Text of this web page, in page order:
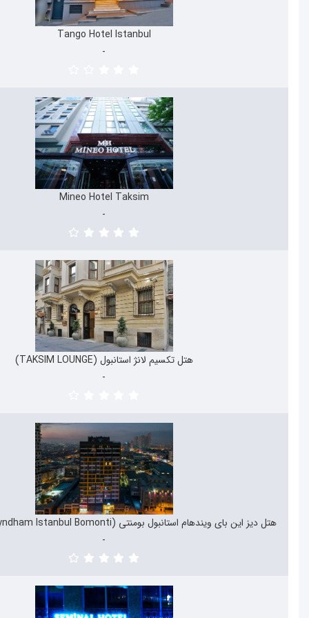
Tango Hotel Istanbul
-
Mineo Hotel Taksim
-
هتل تکسیم لانژ استانبول (TAKSIM LOUNGE)
-
هتل دیز این بای ویندهام استانبول بومنتی (Days Inn by Wyndham Istanbul Bomonti)
-
Tango Hotel Istanbul
-
Mineo Hotel Taksim
-
هتل تکسیم لانژ استانبول (TAKSIM LOUNGE)
-
هتل دیز این بای ویندهام استانبول بومنتی (Days Inn by Wyndham Istanbul Bomonti)
-